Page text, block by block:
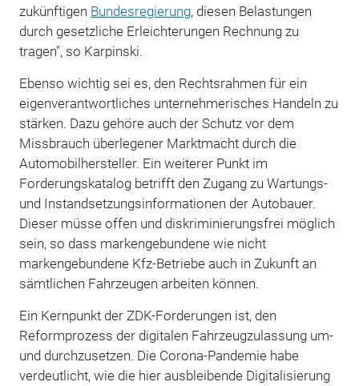
zukünftigen Bundesregierung, diesen Belastungen
durch gesetzliche Erleichterungen Rechnung zu
tragen", so Karpinski.
Ebenso wichtig sei es, den Rechtsrahmen für ein
eigenverantwortliches unternehmerisches Handeln zu
stärken. Dazu gehöre auch der Schutz vor dem
Missbrauch überlegener Marktmacht durch die
Automobilhersteller. Ein weiterer Punkt im
Forderungskatalog betrifft den Zugang zu Wartungs-
und Instandsetzungsinformationen der Autobauer.
Dieser müsse offen und diskriminierungsfrei möglich
sein, so dass markengebundene wie nicht
markengebundene Kfz-Betriebe auch in Zukunft an
sämtlichen Fahrzeugen arbeiten können.
Ein Kernpunkt der ZDK-Forderungen ist, den
Reformprozess der digitalen Fahrzeugzulassung um-
und durchzusetzen. Die Corona-Pandemie habe
verdeutlicht, wie die hier ausbleibende Digitalisierung